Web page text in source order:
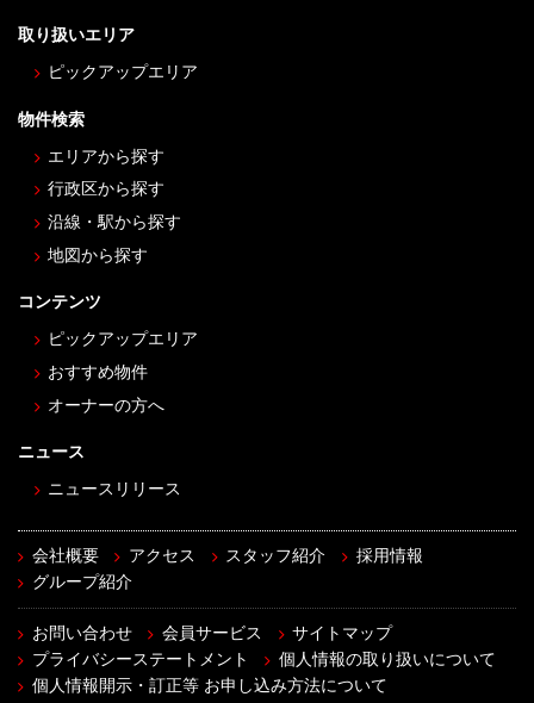
取り扱いエリア
ピックアップエリア
物件検索
エリアから探す
行政区から探す
沿線・駅から探す
地図から探す
コンテンツ
ピックアップエリア
おすすめ物件
オーナーの方へ
ニュース
ニュースリリース
会社概要 アクセス スタッフ紹介
採用情報
グループ紹介
お問い合わせ 会員サービス
サイトマップ
プライバシーステートメント
個人情報の取り扱いについて
個人情報開示・訂正等 お申し込み方法について